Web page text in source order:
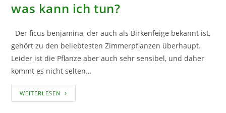
was kann ich tun?
Der ficus benjamina, der auch als Birkenfeige bekannt ist,
gehört zu den beliebtesten Zimmerpflanzen überhaupt.
Leider ist die Pflanze aber auch sehr sensibel, und daher
kommt es nicht selten…
WEITERLESEN DER
FICUS